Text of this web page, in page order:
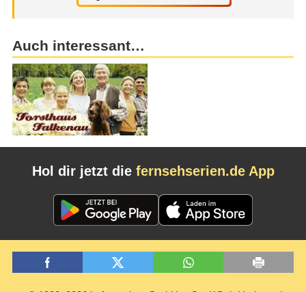
Auch interessant…
Hol dir jetzt die fernsehserien.de App